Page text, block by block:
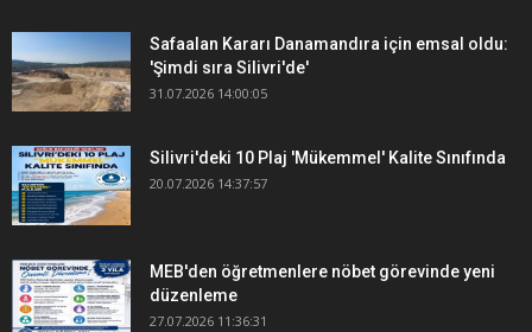
Safaalan Kararı Danamandıra için emsal oldu:
'Şimdi sıra Silivri'de'
31.07.2026 14:00:05
Silivri'deki 10 Plaj 'Mükemmel' Kalite Sınıfında
20.07.2026 14:37:57
MEB'den öğretmenlere nöbet görevinde yeni
düzenleme
27.07.2026 11:36:31